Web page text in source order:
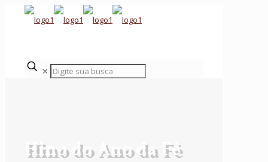
✕
Hino do Ano da Fé